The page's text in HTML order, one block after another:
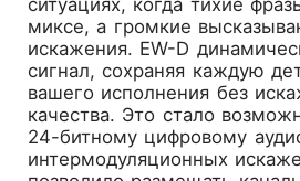
миксе, а громкие
искажения. EW-D
сигнал, сохраняя каждую
вашего исполнения без
качества. Это стало
24-битному цифровому
интермодуляционных